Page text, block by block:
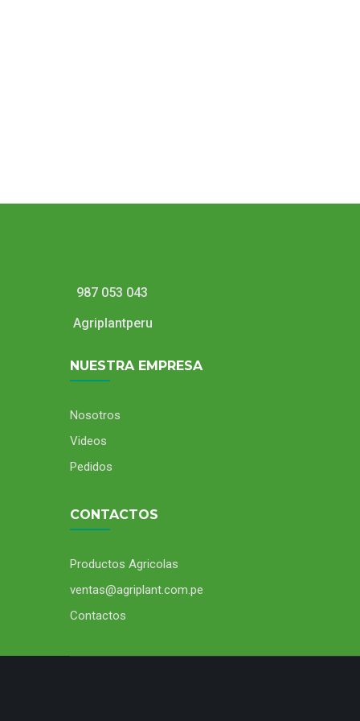
987 053 043
Agriplantperu
NUESTRA EMPRESA
Nosotros
Videos
Pedidos
CONTACTOS
Productos Agricolas
ventas@agriplant.com.pe
Contactos